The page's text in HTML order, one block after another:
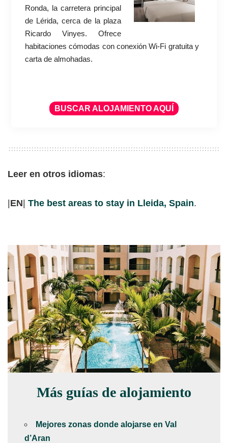
Ronda, la carretera principal
de Lérida, cerca de la plaza
Ricardo Vinyes. Ofrece
habitaciones cómodas con conexión Wi-Fi gratuita y
carta de almohadas.
BUSCAR ALOJAMIENTO AQUÍ
Leer en otros idiomas:
|EN| The best areas to stay in Lleida, Spain.
Más guías de alojamiento
Mejores zonas donde alojarse en Val
d’Aran